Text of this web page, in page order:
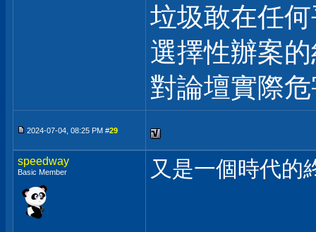
垃圾敢在任
選擇性辦案
對論壇實際
2024-07-04, 08:25 PM #29
speedway
Basic Member 又是一個時代的